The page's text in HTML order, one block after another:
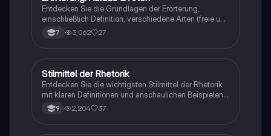
Analysefähigkeiten verbessern möchten.
Entdecken Sie die Grundlagen der Erörterung,
einschließlich Definition, verschiedene Arten (freie und
textgebundene Erörterung) und den strukturierten
Aufbau (Einleitung, Hauptteil, Schluss). Diese
Erörterung. Ideal für Schüler, die ihre
Argumentationsfähigkeiten verbessern möchten.
7 3,062 27
Deutsch
Stilmittel der Rhetorik
Entdecken Sie die wichtigsten Stilmittel der Rhetorik
mit klaren Definitionen und anschaulichen Beispielen.
Diese Zusammenstellung umfasst Alliteration,
Anapher, Euphemismus, Ironie und viele weitere
9 2,204 37